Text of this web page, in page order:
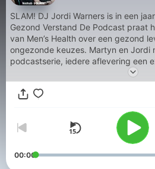
SLAM! DJ Jordi Warners is in een
Gezond Verstand De Podcast praat
van Men’s Health over een gezond
ongezonde keuzes. Martyn en Jordi
podcastserie, iedere aflevering een
over het begin, voeding, trainen en
00:00